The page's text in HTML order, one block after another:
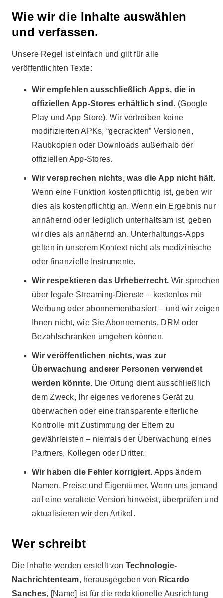
Wie wir die Inhalte auswählen
und verfassen.
Unsere Regel ist einfach und gilt für alle
veröffentlichten Texte:
Wir empfehlen ausschließlich Apps, die in
offiziellen App-Stores erhältlich sind. (Google
Play und App Store). Wir vertreiben keine
modifizierten APKs, “gecrackten” Versionen,
Raubkopien oder Downloads außerhalb der
offiziellen App-Stores.
Wir versprechen nichts, was die App nicht hält.
Wenn eine Funktion kostenpflichtig ist, geben wir
dies als kostenpflichtig an. Wenn ein Ergebnis nur
annähernd oder lediglich unterhaltsam ist, geben
wir dies als annähernd an. Unterhaltungs-Apps
gelten in unserem Kontext nicht als medizinische
oder finanzielle Instrumente.
Wir respektieren das Urheberrecht. Wir sprechen
über legale Streaming-Dienste – kostenlos mit
Werbung oder abonnementbasiert – und wir zeigen
Ihnen nicht, wie Sie Abonnements, DRM oder
Bezahlschranken umgehen können.
Wir veröffentlichen nichts, was zur
Überwachung anderer Personen verwendet
werden könnte. Die Ortung dient ausschließlich
dem Zweck, Ihr eigenes verlorenes Gerät zu
überwachen oder eine transparente elterliche
Kontrolle mit Zustimmung der Eltern zu
gewährleisten – niemals der Überwachung eines
Partners, Kollegen oder Dritter.
Wir haben die Fehler korrigiert. Apps ändern
Namen, Preise und Eigentümer. Wenn uns jemand
auf eine veraltete Version hinweist, überprüfen und
aktualisieren wir den Artikel.
Wer schreibt
Die Inhalte werden erstellt von Technologie-
Nachrichtenteam, herausgegeben von Ricardo
Sanches, [Name] ist für die redaktionelle Ausrichtung